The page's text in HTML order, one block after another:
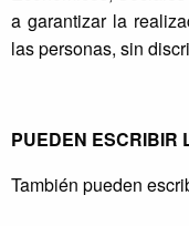
a garantizar la
las personas, sin
PUEDEN ESCRIBIR
También pueden